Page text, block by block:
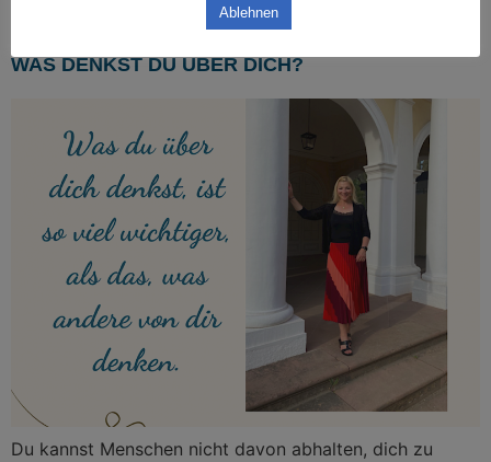
WAS DENKST DU ÜBER DICH?
Du kannst Menschen nicht davon abhalten, dich zu
Ablehnen